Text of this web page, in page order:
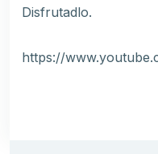
Disfrutadlo.
https://